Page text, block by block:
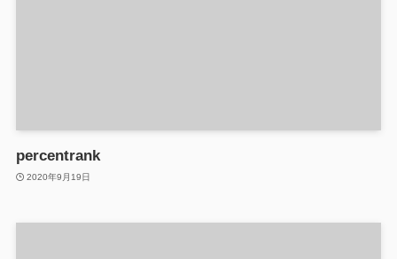
percentrank
2020年9月19日